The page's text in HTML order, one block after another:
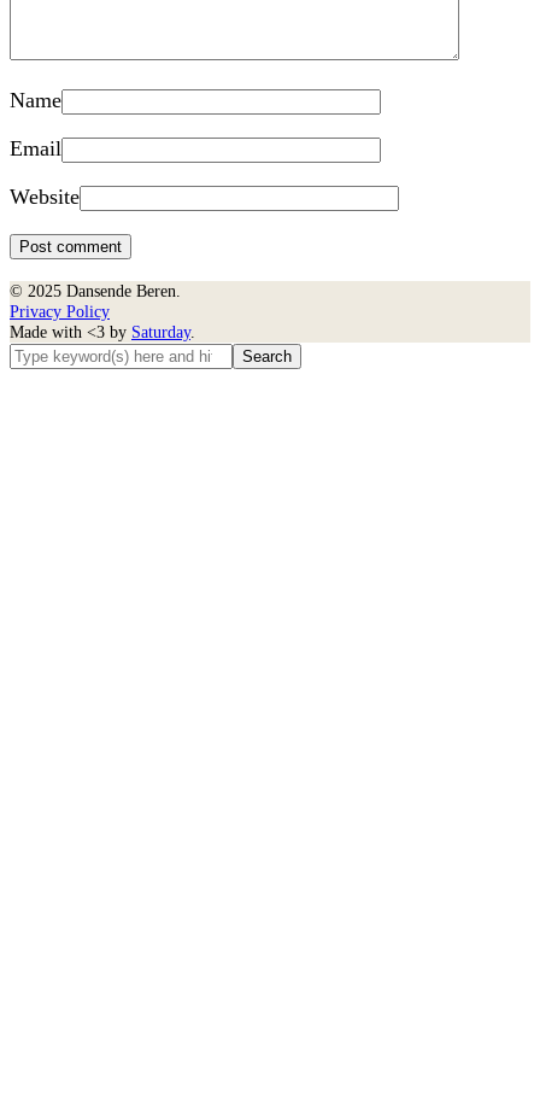
Name
Email
Website
© 2025 Dansende Beren.
Privacy Policy
Made with <3 by Saturday.